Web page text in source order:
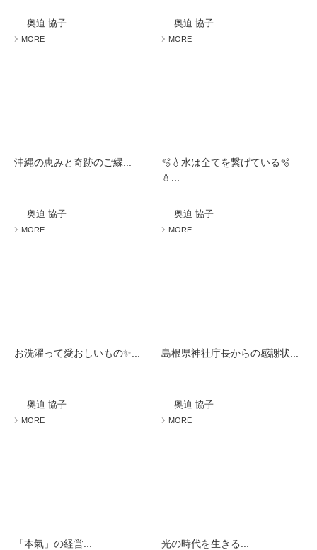
奥迫 協子
MORE
奥迫 協子
MORE
沖縄の恵みと奇跡のご縁...
奥迫 協子
MORE
🫧💧水は全てを繋げている🫧
💧...
奥迫 協子
MORE
お洗濯って愛おしいもの✨...
奥迫 協子
MORE
島根県神社庁長からの感謝状...
奥迫 協子
MORE
「本氣」の経営... 光の時代を生きる...